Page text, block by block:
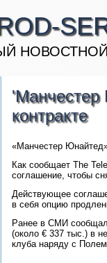
'Манчестер
контракте
«Манчестер
Как сообщает The
соглашение, чтобы
Действующее
в себя опцию
Ранее в СМИ
(около € 337 тыс.) в
клуба наряду с